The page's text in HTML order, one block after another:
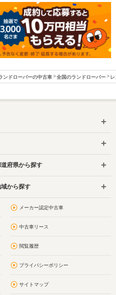
ンドローバーの中古車 全国のランドローバー
府県から探す
から探す
メーカー認定中古車
中古車リース
閲覧履歴
プライバシーポリシー
サイトマップ